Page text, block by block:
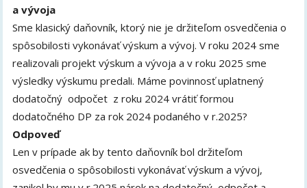
a vývoja
Sme klasický daňovník, ktorý nie je držiteľom osvedčenia o
spôsobilosti vykonávať výskum a vývoj. V roku 2024 sme
realizovali projekt výskum a vývoja a v roku 2025 sme
výsledky výskumu predali. Máme povinnosť uplatnený
dodatočný odpočet z roku 2024 vrátiť formou
dodatočného DP za rok 2024 podaného v r.2025?
Odpoveď
Len v prípade ak by tento daňovník bol držiteľom
osvedčenia o spôsobilosti vykonávať výskum a vývoj,